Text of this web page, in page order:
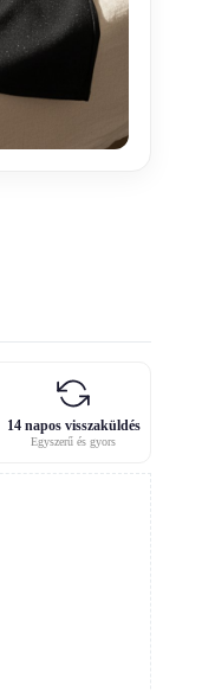
14 napos visszaküldés
Egyszerű és gyors